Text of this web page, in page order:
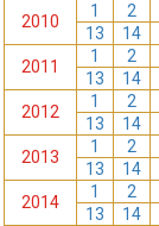
2010
1 2
13
14
2011
1 2
13
14
2012
1 2
13
14
2013
1 2
13
14
2014
1 2
13
14